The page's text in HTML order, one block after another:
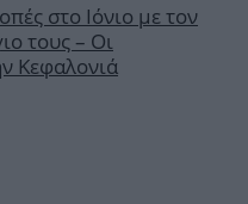
στο Ιόνιο με τον
τους – Οι
Κεφαλονιά